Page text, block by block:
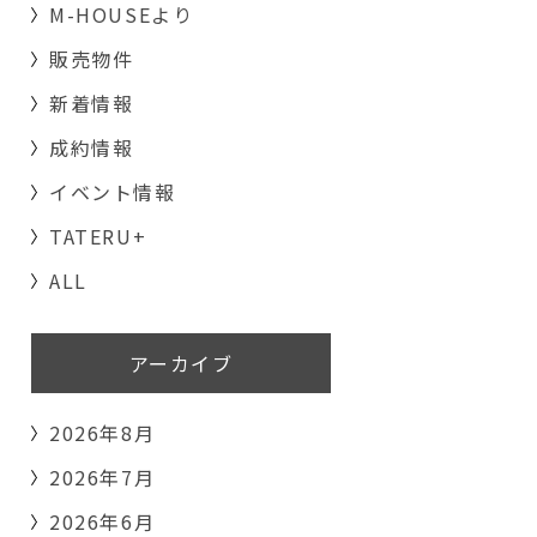
M-HOUSEより
販売物件
新着情報
成約情報
イベント情報
TATERU+
ALL
アーカイブ
2026年8月
2026年7月
2026年6月